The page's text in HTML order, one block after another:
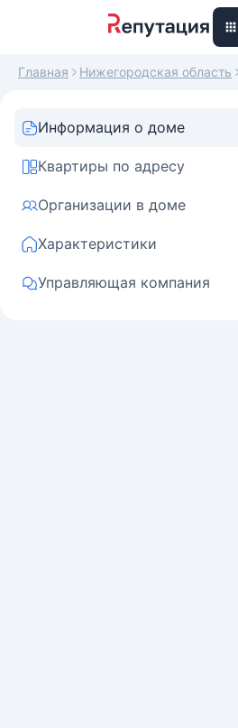
Главная Нижегородская область
Информация о доме
Квартиры по адресу
Организации в доме
Характеристики
Управляющая компания